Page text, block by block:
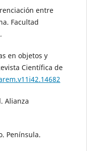
entre
Facultad
en objetos y
Científica de
Alianza
Península.